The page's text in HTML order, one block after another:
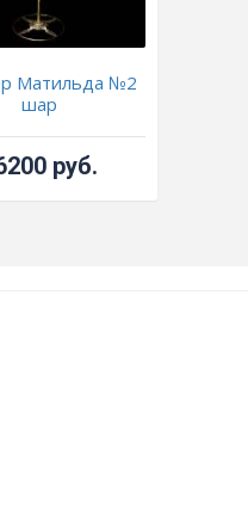
Матильда №2
шар
руб.